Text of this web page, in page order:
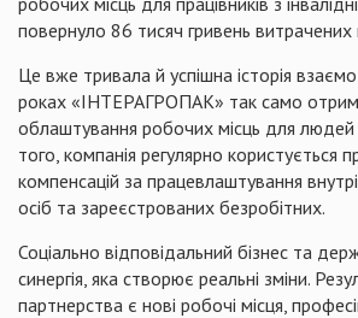
повернуло 86 тисяч гривень витрачених
Це вже тривала й успішна історія
роках «ІНТЕРАГРОПАК» так само
облаштування робочих місць для людей
того, компанія регулярно користується
компенсацій за працевлаштування
осіб та зареєстрованих безробітних.
Соціально відповідальний бізнес та
синергія, яка створює реальні зміни.
партнерства є нові робочі місця,